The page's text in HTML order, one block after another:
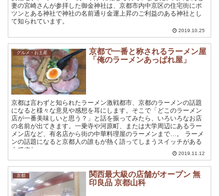
妻の宮崎さんが参拝した御金神社は、京都市内中京区の住宅街にポ
ツンとある神社で神社の名前通り金運上昇のご利益のある神社とし
て知られています。
2019.10.25
グルメ・お土産
京都で一番と称されるラーメン屋
「俺のラーメンあっぱれ屋」
京都は言わずと知られたラーメン激戦都市、京都のラーメンの話題
になると様々な意見や感想を耳にします。そこで「どこのラーメン
店が一番美味しいと思う？」と話を振ってみたら、いろいろなお店
の名前が出てきます。一乗寺や河原町、または大学周辺にあるラー
メン店など、有名店から街の中華料理屋のラーメンまで…。 ラーメ
ンの話題になると京都人の誰もが熱く語ってしまうスイッチがある
んですね。
2019.11.12
京都
関西最大級の店舗がオープン 無
印良品 京都山科